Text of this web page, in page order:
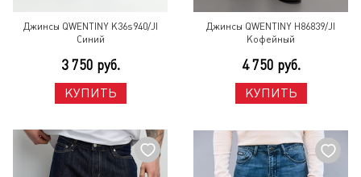
Джинсы QWENTINY K36s940/JI
Синий
3 750 руб.
КУПИТЬ
Джинсы QWENTINY H86839/JI
Кофейный
4 750 руб.
КУПИТЬ